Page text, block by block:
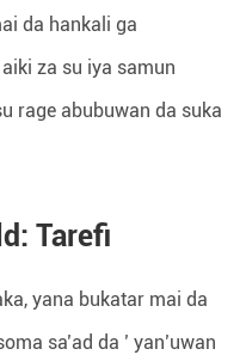
da hankali ga
za su iya samun
rage abubuwan da suka
Tarefi
yana bukatar mai da
sa’ad da ’ yan’uwan